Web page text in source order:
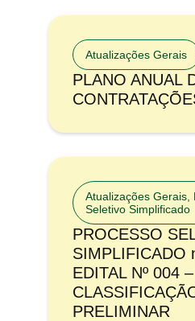
Atualizações Gerais
PLANO ANUAL
Atualizações Gerais
Seletivo Simplificado
PROCESSO
SIMPLIFICADO
EDITAL Nº 004 –
PRELIMINAR